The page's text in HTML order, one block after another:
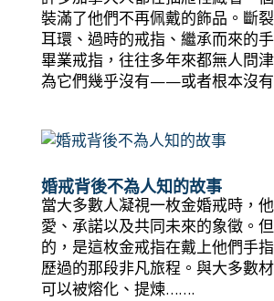
裝滿了他們不再佩戴的飾品。斷
耳環、過時的戒指、繼承而來的
畢業戒指，往往多年來都無人問
為它們幾乎沒有——或者根本沒
婚戒背後不為人知的故事
當大多數人凝視一枚金婚戒時，
愛、承諾以及共同未來的象徵。
的，是這枚金戒指在戴上他們手
歷過的那段非凡旅程。與大多數
可以被熔化、提煉…….